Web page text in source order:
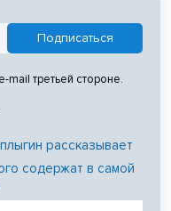
mail третьей стороне.
рассказывает
содержат в самой